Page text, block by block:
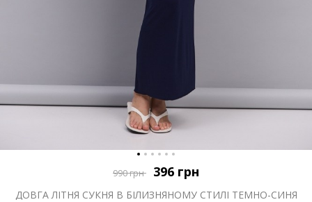
990грн 396 грн
ДОВГА ЛІТНЯ СУКНЯ В БІЛИЗНЯНОМУ СТИЛІ ТЕМНО-СИНЯ